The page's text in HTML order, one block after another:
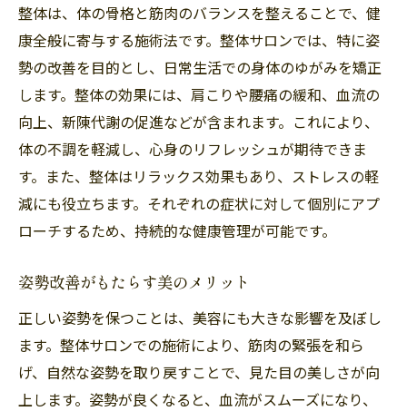
整体サロンが提供する予防ケア
健康維持における整体の役割
病院と整体の連携の可能性
整体サロンのメリット骨格と筋肉のバランスを
整える理由
整体サロンが支持される理由
骨格矯正による健康効果
筋肉の調整とその重要性
整体サロンでの個別対応の利点
病院の医療的アプローチ健康管理の基盤
病院での医療サービスの内容
整体は、体の骨格と筋肉のバランスを整えることで、健
康全般に寄与する施術法です。整体サロンでは、特に姿
勢の改善を目的とし、日常生活での身体のゆがみを矯正
します。整体の効果には、肩こりや腰痛の緩和、血流の
向上、新陳代謝の促進などが含まれます。これにより、
体の不調を軽減し、心身のリフレッシュが期待できま
す。また、整体はリラックス効果もあり、ストレスの軽
減にも役立ちます。それぞれの症状に対して個別にアプ
ローチするため、持続的な健康管理が可能です。
姿勢改善がもたらす美のメリット
正しい姿勢を保つことは、美容にも大きな影響を及ぼし
ます。整体サロンでの施術により、筋肉の緊張を和ら
げ、自然な姿勢を取り戻すことで、見た目の美しさが向
上します。姿勢が良くなると、血流がスムーズになり、